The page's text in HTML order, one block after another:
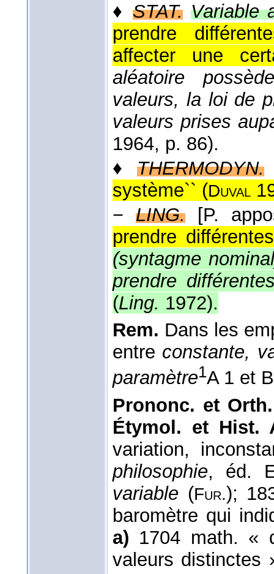
♦ STAT. Variable
prendre
affecter une
aléatoire
valeurs, la loi de
valeurs prises
1964, p. 86).
♦THERMODYN.
système`` (Duval
−LING.
[P.
prendre
(syntagme
prendre
(Ling. 1972).
Rem. Dans les
entre constante,
paramètre1A 1 et
Prononc. et
Étymol. et
variation,
philosophie, éd.
variable (Fur.);
baromètre qui
a) 1704 math. «
valeurs distinctes